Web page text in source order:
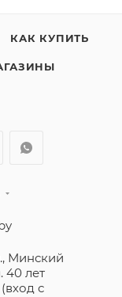
КАК КУПИТЬ
Минский
40 лет
с